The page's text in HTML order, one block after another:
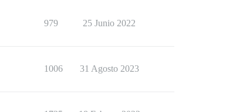
979 25 Junio 2022
1006 31 Agosto 2023